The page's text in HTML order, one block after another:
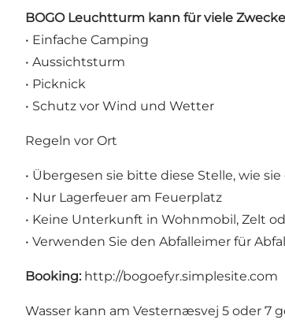
BOGOLeuchtturm kann für viele
• Einfache Camping
• Aussichtsturm
• Picknick
• Schutz vor Wind und Wetter
Regeln vor Ort
• Übergesen sie bitte diese Stelle, wie
• Nur Lagerfeuer am Feuerplatz
• Keine Unterkunft in Wohnmobil, Zelt
• Verwenden Sie den Abfalleimer für
Booking: http://bogoefyr.simplesite.com
Wasser kann am Vesternæsvej 5 oder 7